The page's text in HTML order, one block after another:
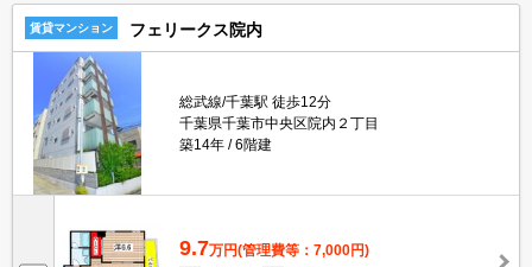
賃貸マンション フェリークス院内
総武線/千葉駅 徒歩12分
千葉県千葉市中央区院内２丁目
築14年
6階建
9.7万円(管理費等：7,000円)